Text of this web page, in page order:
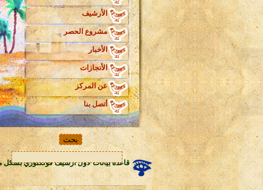
الأرشيف
مشروع الحصر
الأخبار
الأنجازات
عن المركز
أتصل بنا
قاعدة بيانات لأول أرشيف فولكلوري